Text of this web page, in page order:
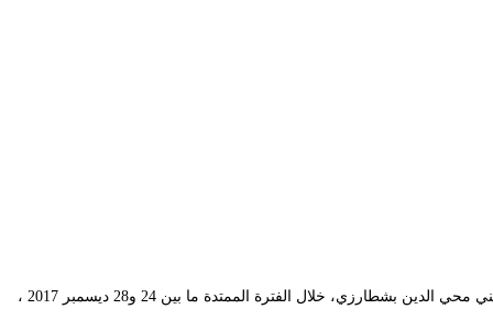
في اطار الدورة الــ 12 للمهرجان الوطني للمسرح المحترف، نظمت محافظة المهرجان ورشة خاصة بالنقد المسرحي احتضنتها قاعة الحاج عمر بالمسرح الوطني محي الدين بشطارزي، خلال الفترة الممتدة ما بين 24 و28 ديسمبر 2017 ،